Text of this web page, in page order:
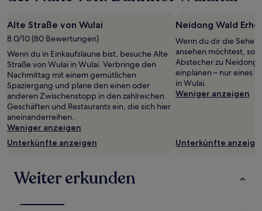
Alte Straße von Wulai
8.0/10 (80 Bewertungen)
Wenn du in Einkaufslaune bist, besuche Alte
Straße von Wulai in Wulai. Verbringe den
Nachmittag mit einem gemütlichen
Spaziergang und plane den einen oder
anderen Zwischenstopp in den zahlreichen
Geschäften und Restaurants ein, die sich hier
aneinanderreihen.
Weniger anzeigen
Unterkünfte anzeigen
Neidong Wald
Wenn du dir die
ansehen möchtest,
Abstecher zu Neidong
einplanen – nur eines
in Wulai.
Weniger anzeigen
Unterkünfte
Weiter erkunden